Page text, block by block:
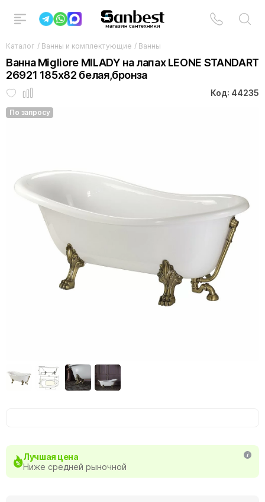
Каталог / Ванны и комплектующие / Ванны
Ванна Migliore MILADY на лапах LEONE STANDART
26921 185х82 белая,бронза
Код: 44235
По запросу
Лучшая цена
Ниже средней рыночной